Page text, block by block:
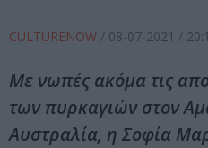
CULTURENOW / 08-07-2021 /
Με νωπές ακόμα τις
των πυρκαγιών στον
Αυστραλία, η Σοφία